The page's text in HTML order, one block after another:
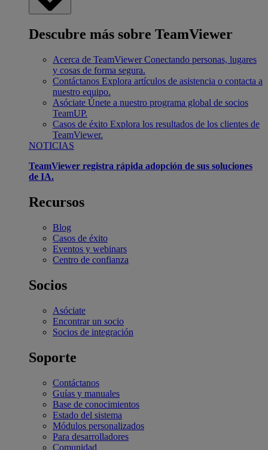
Descubre más sobre TeamViewer
Acerca de TeamViewer Conectando personas, lugares
y cosas de forma segura.
Contáctanos Explora artículos de asistencia o contacta a
nuestro equipo.
Asóciate Únete a nuestro programa global de socios
TeamUP.
Casos de éxito Explora los resultados de los clientes de
TeamViewer.
NOTICIAS
TeamViewer registra rápida adopción de sus soluciones
de IA.
Recursos
Blog
Casos de éxito
Eventos y webinars
Centro de confianza
Socios
Asóciate
Encontrar un socio
Socios de integración
Soporte
Contáctanos
Guías y manuales
Base de conocimientos
Estado del sistema
Módulos personalizados
Para desarrolladores
Comunidad